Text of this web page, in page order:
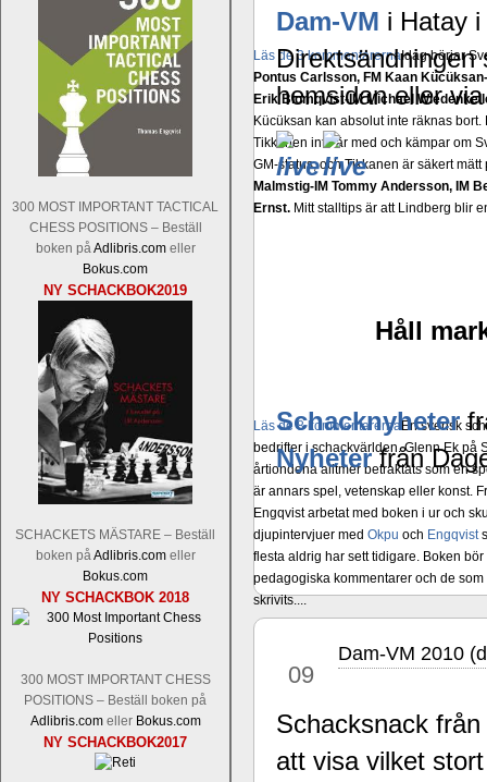
300 MOST IMPORTANT TACTICAL
CHESS POSITIONS – Beställ
boken på Adlibris.comeller
Bokus.com
NY SCHACKBOK2019
SCHACKETS MÄSTARE – Beställ
boken påAdlibris.comeller
Bokus.com
NY SCHACKBOK 2018
300 MOST IMPORTANT CHESS
POSITIONS – Beställ boken på
Adlibris.comeller Bokus.com
NY SCHACKBOK2017
Läs de 3 kommentarernaIdag börjar
Pontus Carlsson, FM Kaan
Erik Blomqvist-IM Michael
Kücüksan kan absolut inte räknas
Tikkanen inte är med och kämpar om
GM-status, och Tikkanen är säkert
Malmstig-IM Tommy Andersson, IM
Ernst. Mitt stalltips är att Lindberg blir
Läs de 8 kommentarerna En svensk
bedrifter i schackvärlden. Glenn Ek på
årtiondena alltmer betraktats som en
är annars spel, vetenskap eller konst.
Engqvist arbetat med boken i ur och
djupintervjuer med Okpu och Engqvist
flesta aldrig har sett tidigare. Boken
pedagogiska kommentarer och de
skrivits....
Dam-VM i Hatay
hemsidan eller
Håll
Schacknyheter
Nyheterfrån
09
Dam-VM 2010
Schacksnack
att visa vilket